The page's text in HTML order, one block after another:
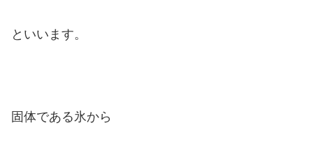
といいます。
固体である氷から